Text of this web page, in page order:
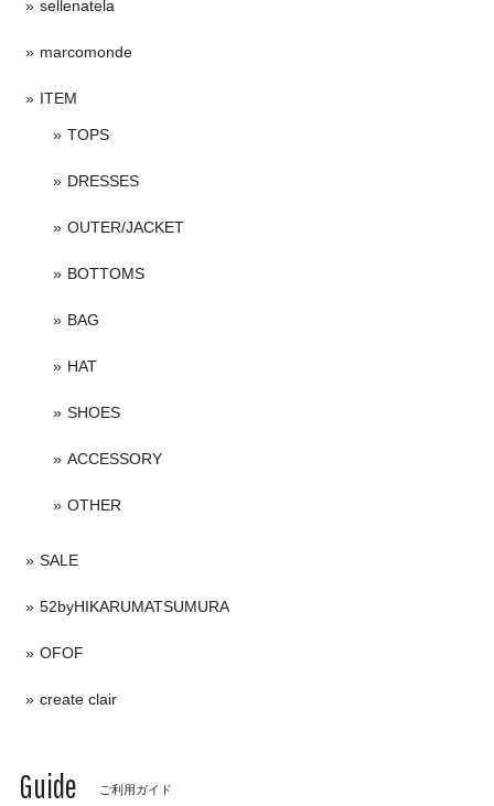
sellenatela
marcomonde
ITEM
TOPS
DRESSES
OUTER/JACKET
BOTTOMS
BAG
HAT
SHOES
ACCESSORY
OTHER
SALE
52byHIKARUMATSUMURA
OFOF
create clair
Guide ご利用ガイド